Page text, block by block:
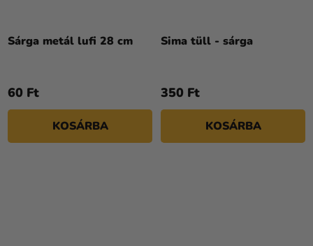
Sárga metál lufi 28 cm
60 Ft
KOSÁRBA
Sima tüll - sárga
350 Ft
KOSÁRBA